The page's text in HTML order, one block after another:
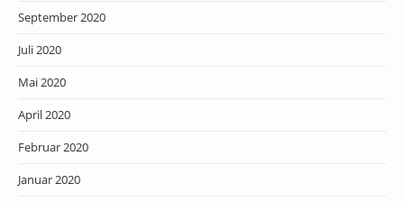
September 2020
Juli 2020
Mai 2020
April 2020
Februar 2020
Januar 2020